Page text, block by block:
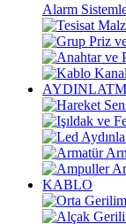
Alarm
KABLO